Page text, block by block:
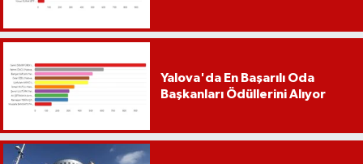
Yalova'da En Başarılı Oda
Başkanları Ödüllerini Alıyor